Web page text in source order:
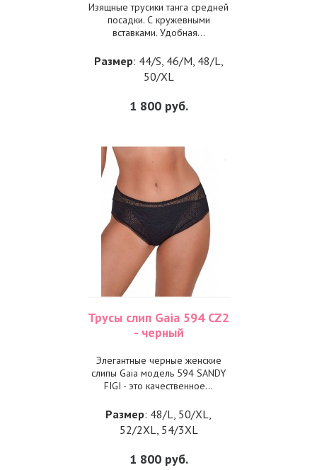
Изящные трусики танга средней
посадки. С кружевными
вставками. Удобная...
Размер: 44/S, 46/M, 48/L,
50/XL
1 800руб.
Трусы слип Gaia 594 CZ2
- черный
Элегантные черные женские
слипы Gaia модель 594 SANDY
FIGI - это качественное...
Размер: 48/L, 50/XL,
52/2XL, 54/3XL
1 800руб.